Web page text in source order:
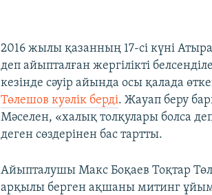
2016 жылы қазанның 17-сі күні
деп айыпталған жергілікті
кезінде сәуір айында осы қалада
Төлешов куәлік берді. Жауап беру
Мәселен, «халық толқулары болса
деген сөздерінен бас тартты.
Айыпталушы Макс Боқаев Тоқтар
арқылы берген ақшаны митинг